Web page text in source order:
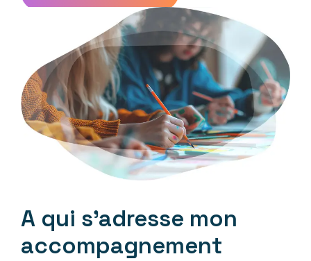
A qui s'adresse mon
accompagnement